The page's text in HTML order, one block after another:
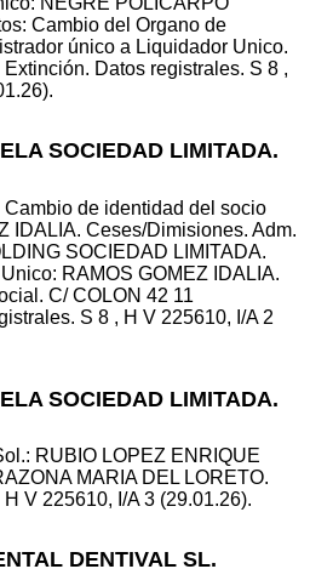
Cambio del Organo de
único a Liquidador Unico.
Datos registrales. S 8 ,
SOCIEDAD LIMITADA.
de identidad del socio
IDALIA. Ceses/Dimisiones. Adm.
SOCIEDAD LIMITADA.
RAMOS GOMEZ IDALIA.
C/ COLON 42 11
S 8 , H V 225610, I/A 2
SOCIEDAD LIMITADA.
RUBIO LOPEZ ENRIQUE
MARIA DEL LORETO.
V 225610, I/A 3 (29.01.26).
DENTIVAL SL.